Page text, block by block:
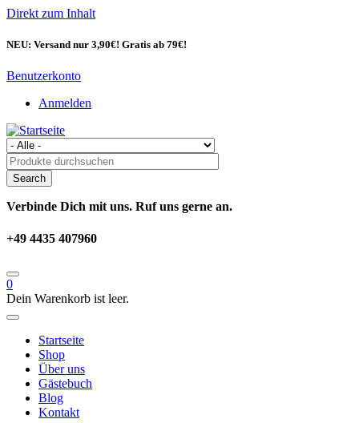
Direkt zum Inhalt
NEU: Versand nur 3,90€! Gratis ab 79€!
Benutzerkonto
Anmelden
Verbinde Dich mit uns. Ruf uns gerne an.
+49 4435 407960
0
Dein Warenkorb ist leer.
Startseite
Shop
Über uns
Gästebuch
Blog
Kontakt